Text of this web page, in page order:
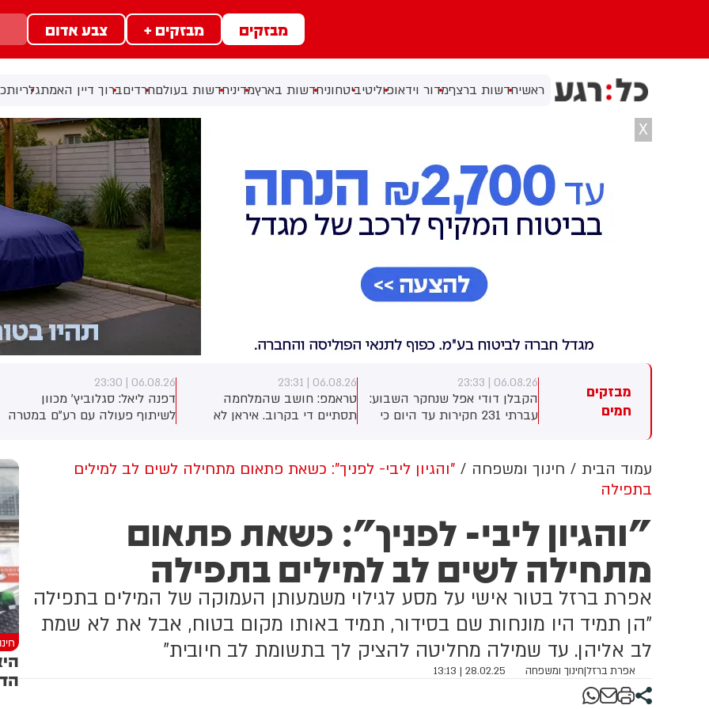
מבזקים מבזקים + צבע אדום
ראשיחדשות ברצףמדור וידאופוליטיביטחוניחדשות בארץמדיניחדשות בעולםחרדיםברוך דיין האמתגלריות
X
מבזקים
חמים
על סאגת החימושים: יש
מלאי בלתי נגמר, אנחנו תמיד
06.08.26 | 23:33
הקבלן דודי אפל שנחקר השבוע:
עברתי 231 חקירות עד היום כי
לי על פינוי 1,700 משפחות
06.08.26 | 23:31
טראמפ: חושב שהמלחמה
תסתיים די בקרוב. איראן לא
בקרוב
06.08.26 | 23:30
דפנה ליאל: סגלוביץ' מכוון
לשיתוף פעולה עם רע"ם במטרה
האזרחי. המהלך תלוי באישור
מוסדות המפלגה, לקראת ועידת
עמוד הבית חינוך ומשפחה
"והגיון ליבי- לפניך": כשאת פתאום מתחילה לשים לב למילים
בתפילה
"והגיון ליבי- לפניך": כשאת פתאום
מתחילה לשים לב למילים בתפילה
אפרת ברזל בטור אישי על מסע לגילוי משמעותן העמוקה של המילים בתפילה
"הן תמיד היו מונחות שם בסידור, תמיד באותו מקום בטוח, אבל את לא שמת
לב אליהן. עד שמילה מחליטה להציק לך בתשומת לב חיובית"
אפרת ברזל|חינוך ומשפחה 28.02.25 | 13:13